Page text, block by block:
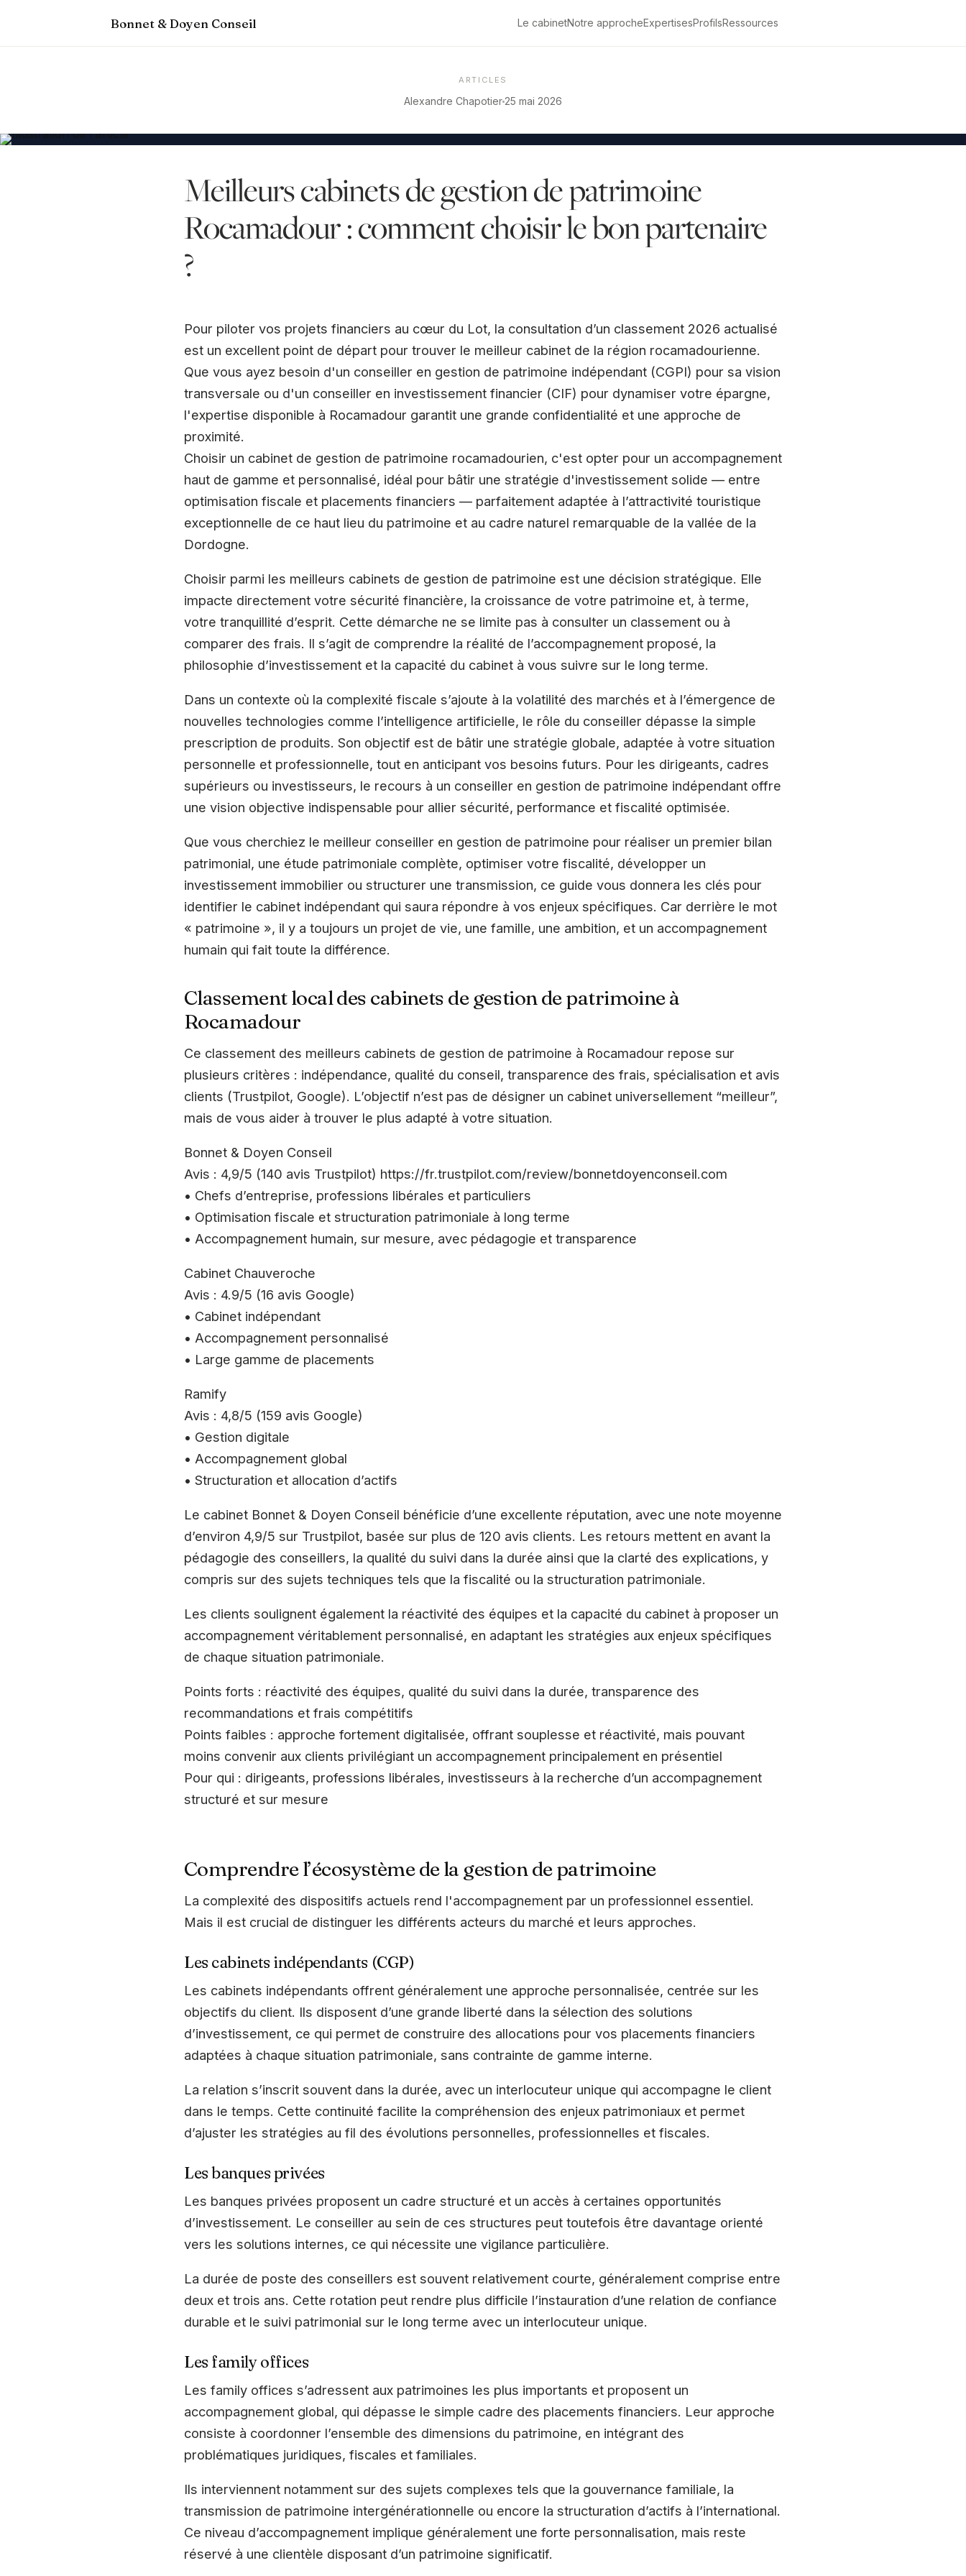
Bonnet & Doyen Conseil Le cabinetNotre approcheExpertisesProfilsRessources
ARTICLES
Alexandre Chapotier 25 mai 2026
Meilleurs cabinets de gestion de patrimoine
Rocamadour : comment choisir le bon partenaire
?
Pour piloter vos projets financiers au cœur du Lot, la consultation d’un classement 2026 actualisé
est un excellent point de départ pour trouver le meilleur cabinet de la région rocamadourienne.
Que vous ayez besoin d'un conseiller en gestion de patrimoine indépendant (CGPI) pour sa vision
transversale ou d'un conseiller en investissement financier (CIF) pour dynamiser votre épargne,
l'expertise disponible à Rocamadour garantit une grande confidentialité et une approche de
proximité.
Choisir un cabinet de gestion de patrimoine rocamadourien, c'est opter pour un accompagnement
haut de gamme et personnalisé, idéal pour bâtir une stratégie d'investissement solide — entre
optimisation fiscale et placements financiers — parfaitement adaptée à l’attractivité touristique
exceptionnelle de ce haut lieu du patrimoine et au cadre naturel remarquable de la vallée de la
Dordogne.
Choisir parmi les meilleurs cabinets de gestion de patrimoine est une décision stratégique. Elle
impacte directement votre sécurité financière, la croissance de votre patrimoine et, à terme,
votre tranquillité d’esprit. Cette démarche ne se limite pas à consulter un classement ou à
comparer des frais. Il s’agit de comprendre la réalité de l’accompagnement proposé, la
philosophie d’investissement et la capacité du cabinet à vous suivre sur le long terme.
Dans un contexte où la complexité fiscale s’ajoute à la volatilité des marchés et à l’émergence de
nouvelles technologies comme l’intelligence artificielle, le rôle du conseiller dépasse la simple
prescription de produits. Son objectif est de bâtir une stratégie globale, adaptée à votre situation
personnelle et professionnelle, tout en anticipant vos besoins futurs. Pour les dirigeants, cadres
supérieurs ou investisseurs, le recours à un conseiller en gestion de patrimoine indépendant offre
une vision objective indispensable pour allier sécurité, performance et fiscalité optimisée.
Que vous cherchiez le meilleur conseiller en gestion de patrimoine pour réaliser un premier bilan
patrimonial, une étude patrimoniale complète, optimiser votre fiscalité, développer un
investissement immobilier ou structurer une transmission, ce guide vous donnera les clés pour
identifier le cabinet indépendant qui saura répondre à vos enjeux spécifiques. Car derrière le mot
« patrimoine », il y a toujours un projet de vie, une famille, une ambition, et un accompagnement
humain qui fait toute la différence.
Classement local des cabinets de gestion de patrimoine à
Rocamadour
Ce classement des meilleurs cabinets de gestion de patrimoine à Rocamadour repose sur
plusieurs critères : indépendance, qualité du conseil, transparence des frais, spécialisation et avis
clients (Trustpilot, Google). L’objectif n’est pas de désigner un cabinet universellement “meilleur”,
mais de vous aider à trouver le plus adapté à votre situation.
Bonnet & Doyen Conseil
Avis : 4,9/5 (140 avis Trustpilot) https://fr.trustpilot.com/review/bonnetdoyenconseil.com
• Chefs d’entreprise, professions libérales et particuliers
• Optimisation fiscale et structuration patrimoniale à long terme
• Accompagnement humain, sur mesure, avec pédagogie et transparence
Cabinet Chauveroche
Avis : 4.9/5 (16 avis Google)
• Cabinet indépendant
• Accompagnement personnalisé
• Large gamme de placements
Ramify
Avis : 4,8/5 (159 avis Google)
• Gestion digitale
• Accompagnement global
• Structuration et allocation d’actifs
Le cabinet Bonnet & Doyen Conseil bénéficie d’une excellente réputation, avec une note moyenne
d’environ 4,9/5 sur Trustpilot, basée sur plus de 120 avis clients. Les retours mettent en avant la
pédagogie des conseillers, la qualité du suivi dans la durée ainsi que la clarté des explications, y
compris sur des sujets techniques tels que la fiscalité ou la structuration patrimoniale.
Les clients soulignent également la réactivité des équipes et la capacité du cabinet à proposer un
accompagnement véritablement personnalisé, en adaptant les stratégies aux enjeux spécifiques
de chaque situation patrimoniale.
Points forts : réactivité des équipes, qualité du suivi dans la durée, transparence des
recommandations et frais compétitifs
Points faibles : approche fortement digitalisée, offrant souplesse et réactivité, mais pouvant
moins convenir aux clients privilégiant un accompagnement principalement en présentiel
Pour qui : dirigeants, professions libérales, investisseurs à la recherche d’un accompagnement
structuré et sur mesure
Comprendre l’écosystème de la gestion de patrimoine
La complexité des dispositifs actuels rend l'accompagnement par un professionnel essentiel.
Mais il est crucial de distinguer les différents acteurs du marché et leurs approches.
Les cabinets indépendants (CGP)
Les cabinets indépendants offrent généralement une approche personnalisée, centrée sur les
objectifs du client. Ils disposent d’une grande liberté dans la sélection des solutions
d’investissement, ce qui permet de construire des allocations pour vos placements financiers
adaptées à chaque situation patrimoniale, sans contrainte de gamme interne.
La relation s’inscrit souvent dans la durée, avec un interlocuteur unique qui accompagne le client
dans le temps. Cette continuité facilite la compréhension des enjeux patrimoniaux et permet
d’ajuster les stratégies au fil des évolutions personnelles, professionnelles et fiscales.
Les banques privées
Les banques privées proposent un cadre structuré et un accès à certaines opportunités
d’investissement. Le conseiller au sein de ces structures peut toutefois être davantage orienté
vers les solutions internes, ce qui nécessite une vigilance particulière.
La durée de poste des conseillers est souvent relativement courte, généralement comprise entre
deux et trois ans. Cette rotation peut rendre plus difficile l’instauration d’une relation de confiance
durable et le suivi patrimonial sur le long terme avec un interlocuteur unique.
Les family offices
Les family offices s’adressent aux patrimoines les plus importants et proposent un
accompagnement global, qui dépasse le simple cadre des placements financiers. Leur approche
consiste à coordonner l’ensemble des dimensions du patrimoine, en intégrant des
problématiques juridiques, fiscales et familiales.
Ils interviennent notamment sur des sujets complexes tels que la gouvernance familiale, la
transmission de patrimoine intergénérationnelle ou encore la structuration d’actifs à l’international.
Ce niveau d’accompagnement implique généralement une forte personnalisation, mais reste
réservé à une clientèle disposant d’un patrimoine significatif.